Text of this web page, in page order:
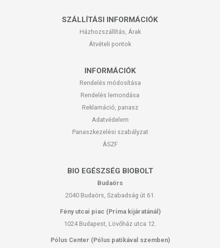
SZÁLLÍTÁSI INFORMÁCIÓK
Házhozszállítás, Árak
Átvételi pontok
INFORMÁCIÓK
Rendelés módosítása
Rendelés lemondása
Reklamáció, panasz
Adatvédelem
Panaszkezelési szabályzat
ÁSZF
BIO EGÉSZSÉG BIOBOLT
Budaörs
2040 Budaörs, Szabadság út 61.
Fény utcai piac (Príma kijáratánál)
1024 Budapest, Lövőház utca 12.
Pólus Center (Pólus patikával szemben)